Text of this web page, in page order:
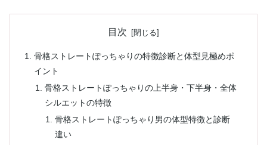
目次
骨格ストレートぽっちゃりの特徴診断と体型見極めポ
イント
骨格ストレートぽっちゃりの上半身・下半身・全体
シルエットの特徴
骨格ストレートぽっちゃり男の体型特徴と診断
違い